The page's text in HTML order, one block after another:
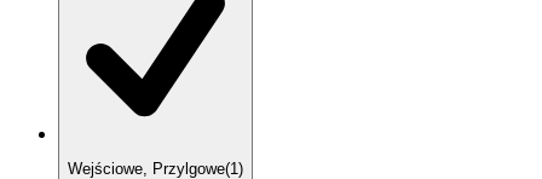
Wejściowe, Przylgowe(1 )